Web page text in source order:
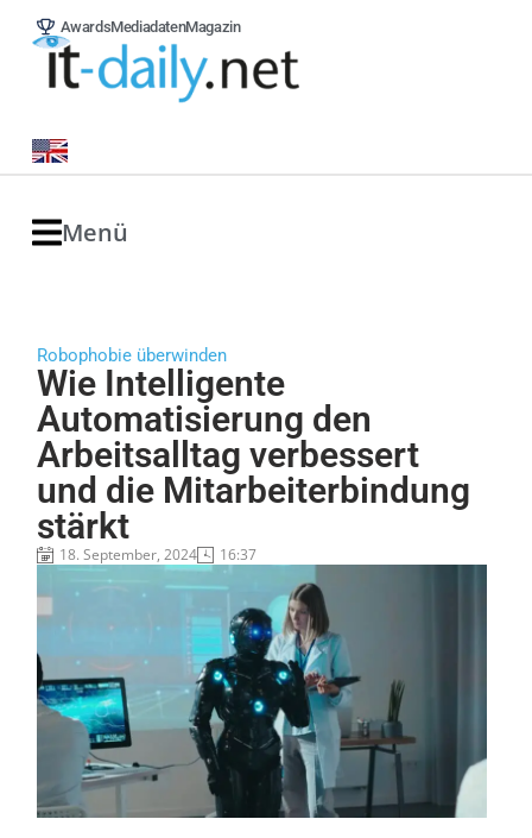
AwardsMediadatenMagazin
Menü
Robophobie überwinden
Wie Intelligente
Automatisierung den
Arbeitsalltag verbessert
und die Mitarbeiterbindung
stärkt
18. September, 2024 16:37